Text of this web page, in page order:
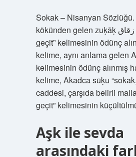
Sokak – Nisanyan
kökünden gelen zuḳāḳ زقاق “sokak, dar
geçit” kelimesinin ödünç
kelime, aynı anlama gelen
kelimesinin ödünç alınmış
kelime, Akadca sūḳu
caddesi, çarşıda belirli
geçit” kelimesinin
Aşk ile sevda
arasındaki